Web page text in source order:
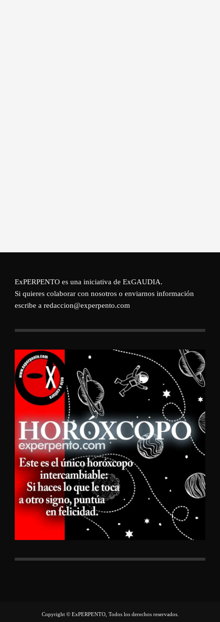
ExPERPENTO es una iniciativa de ExGAUDIA.
Si quieres colaborar con nosotros o enviarnos información
escribe a redaccion@experpento.com
Copyright © ExPERPENTO, Todos los derechos reservados.